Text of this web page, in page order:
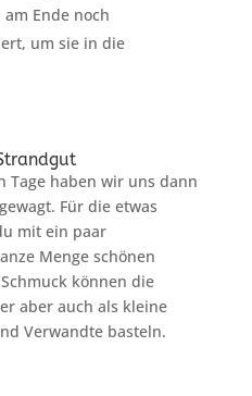
Ende noch
um sie in die
Tage haben wir uns dann
Für die etwas
mit ein paar
Menge schönen
können die
aber auch als kleine
Verwandte basteln.